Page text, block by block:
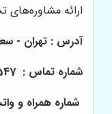
ارائه
آدرس : تهران -
شماره تماس : 02188848547 - 02188317033
شماره همراه و واتساپ :